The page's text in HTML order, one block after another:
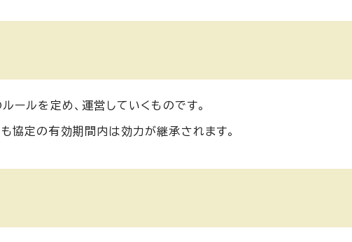
ールを定め、運営していくものです。
協定の有効期間内は効力が継承されます。